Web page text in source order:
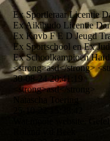
Ex Sportleraar Licentie
Ex Aikibudo Licentie
Ex Knvb F E D Jeugd
Ex Sportschool en Ex
Ex Schoolkampioen
<strong>asd</strong>
30-08-24 20:41:19
<strong>asd</­strong>
Natascha Toering
Wat mooie website.